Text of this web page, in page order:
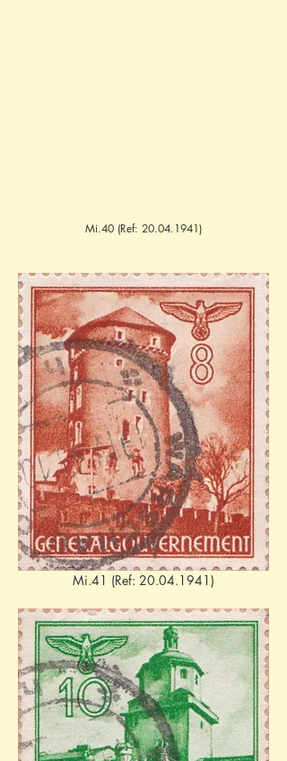
Mi.40 (Ref: 20.04.1941)
Mi.41 (Ref: 20.04.1941)